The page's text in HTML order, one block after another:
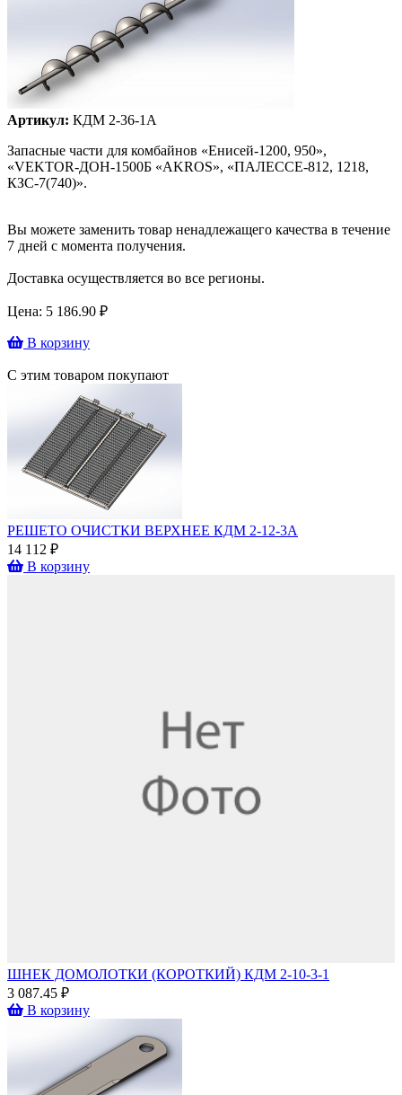
Артикул: КДМ 2-36-1А
Запасные части для комбайнов «Енисей-1200, 950»,
«VEKTOR-ДОН-1500Б «AKROS», «ПАЛЕССЕ-812, 1218,
КЗС-7(740)».
Вы можете заменить товар ненадлежащего качества в течение
7 дней с момента получения.
Доставка осуществляется во все регионы.
Цена: 5 186.90 ₽
В корзину
С этим товаром покупают
РЕШЕТО ОЧИСТКИ ВЕРХНЕЕ КДМ 2-12-3А
14 112 ₽
В корзину
ШНЕК ДОМОЛОТКИ (КОРОТКИЙ) КДМ 2-10-3-1
3 087.45 ₽
В корзину